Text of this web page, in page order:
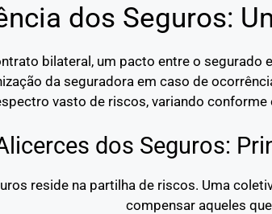
dos Seguros:
bilateral, um pacto entre o
da seguradora em caso de
vasto de riscos, variando
dos Seguros:
reside na partilha de riscos. Uma
compensar aqueles